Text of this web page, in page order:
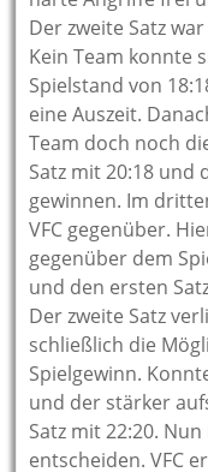
Der zweite Satz
Kein Team konnte
Spielstand von
eine Auszeit.
Team doch noch
Satz mit 20:18 und
gewinnen. Im
VFC gegenüber.
gegenüber dem
und den ersten
Der zweite Satz
schließlich die
Spielgewinn.
und der stärker
Satz mit 22:20.
entscheiden. VFC